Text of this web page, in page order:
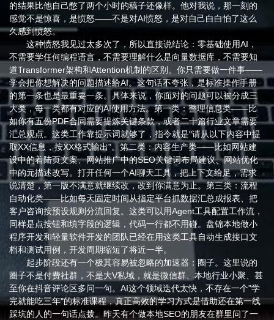
的结果比他自己憋了两个小时的稿子还像样。他对我说，那一刻的
感觉不是惊喜，是愤怒——不是对AI愤怒，是对自己白白怕了这么
久感到愤怒。
这种愤怒我见过太多次了，所以直接说结论：零基础使用AI，
不需要学任何编程语言，不需要理解什么是向量数据库，不需要知
道Transformer架构和Attention机制的区别。你只需要做一件事——
学会把你想解决的问题描述给AI。这句话不夸张，是标准操作手册
的第一条也是最重要一条。具体来说，你面对的问题可以被分成三
大类，每一类都有对应的AI使用方法。第一类：整理信息类——比
如你有五份PDF合同需要提炼关键条款，或者二十篇行业文章需要
汇总观点。这类工作靠提示词就够了，指令就是"请从以下内容中提
取XX信息，按XX格式输出"。第二类：内容生产类——比如网站建
设中的着陆页文案、网站推广中的SEO关键词布局建议、网站优化
中的元描述改写。打开任何一个AI聊天工具，把上下文给足，需求
说清楚，第一版不满意就继续改，改到你满意为止。第三类：流程
自动化类——比如每天固定时间从指定平台抓数据汇总成报表、把
客户咨询按预设规则分流回复。这类可以用Agent工具配置工作流，
同样是点按钮和填字段的逻辑，代码一行都不用碰。盘锦本地做小
程序开发和轻量软件开发的团队已经在用这类工具自动生成接口文
档和测试用例，开发周期缩短了将近一半。
起步阶段还有一个极其容易被忽略的加速器：圈子。这里说的
圈子不是付费社群，不是大V私域，就是微信群、本地行业小聚、甚
至你在抖音评论区多问一句。AI这个领域迭代太快，不存在一个"学
完就能吃三年"的标准课程，真正高效的学习方式是借助还在第一线
踩坑的人的一句话点拨。昨天有个做本地SEO的朋友在群里问了一